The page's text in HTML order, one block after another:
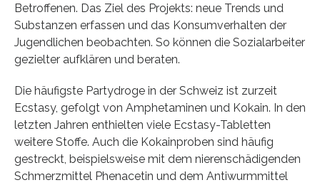
Betroffenen. Das Ziel des Projekts: neue Trends und
Substanzen erfassen und das Konsumverhalten der
Jugendlichen beobachten. So können die Sozialarbeiter
gezielter aufklären und beraten.
Die häufigste Partydroge in der Schweiz ist zurzeit
Ecstasy, gefolgt von Amphetaminen und Kokain. In den
letzten Jahren enthielten viele Ecstasy-Tabletten
weitere Stoffe. Auch die Kokainproben sind häufig
gestreckt, beispielsweise mit dem nierenschädigenden
Schmerzmittel Phenacetin und dem Antiwurmmittel